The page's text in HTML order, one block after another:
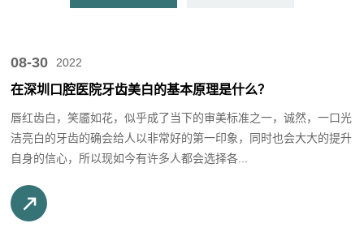
08-30 2022
在深圳口腔医院牙齿美白的基本原理是什么？
唇红齿白，笑靥如花，似乎成了当下的审美标准之一，诚然，一口光
洁亮白的牙齿的确会给人以非常好的第一印象，同时也会大大的提升
自身的信心，所以现如今有许多人都会选择各...